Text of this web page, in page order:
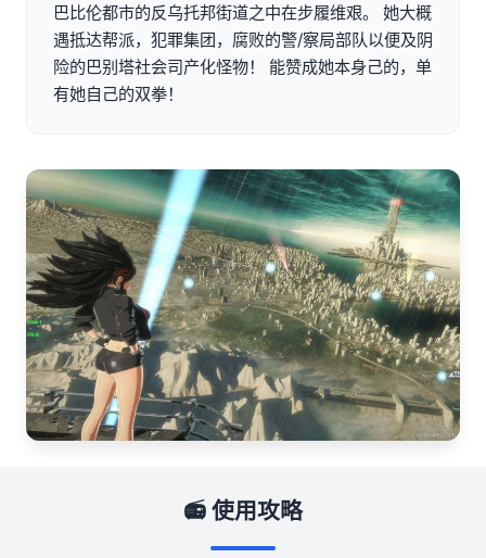
巴比伦都市的反乌托邦街道之中在步履维艰。 她大概
遇抵达帮派，犯罪集团，腐败的警/察局部队以便及阴
险的巴别塔社会司产化怪物！ 能赞成她本身己的，单
有她自己的双拳！
📻 使用攻略